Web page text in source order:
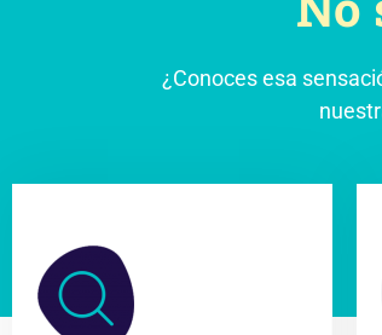
¿Conoces esa